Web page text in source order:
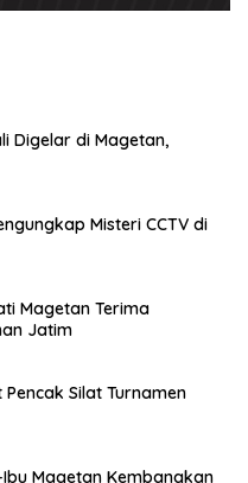
Digelar di Magetan,
Misteri CCTV di
Magetan Terima
Jatim
Silat Turnamen
Magetan Kembangkan